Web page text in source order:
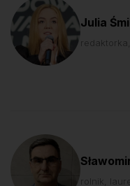
Julia
rolnik,